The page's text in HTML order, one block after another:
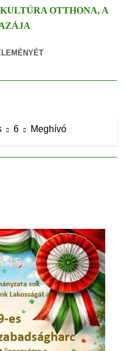
OTTHONA, A
6 Meghívó